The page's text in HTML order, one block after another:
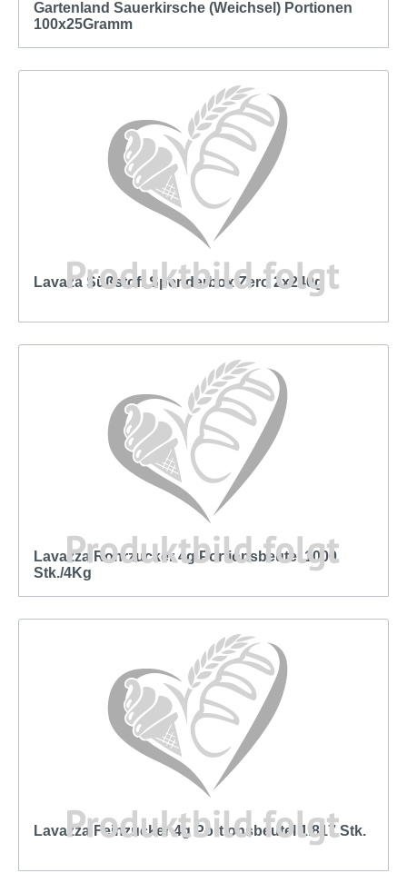
Gartenland Sauerkirsche (Weichsel) Portionen
100x25Gramm
Lavaza Süßstoff Spenderbox Zero 2x240g
Lavazza Rohrzucker 4g Portionsbeutel 1000
Stk./4Kg
Lavazza Feinzucker 4g Portionsbeutel 1.817 Stk.